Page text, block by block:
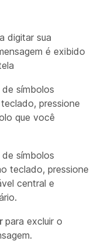
digitar sua
é exibido
símbolos
pressione
que você
símbolos
teclado, pressione
central e
para excluir o